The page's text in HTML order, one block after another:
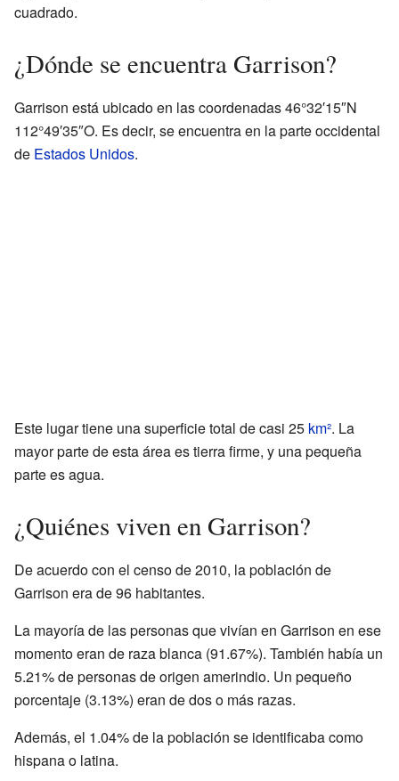
cuadrado.
¿Dónde se encuentra Garrison?
Garrison está ubicado en las coordenadas 46°32′15″N
112°49′35″O. Es decir, se encuentra en la parte occidental
de Estados Unidos.
Este lugar tiene una superficie total de casi 25 km². La
mayor parte de esta área es tierra firme, y una pequeña
parte es agua.
¿Quiénes viven en Garrison?
De acuerdo con el censo de 2010, la población de
Garrison era de 96 habitantes.
La mayoría de las personas que vivían en Garrison en ese
momento eran de raza blanca (91.67%). También había un
5.21% de personas de origen amerindio. Un pequeño
porcentaje (3.13%) eran de dos o más razas.
Además, el 1.04% de la población se identificaba como
hispana o latina.